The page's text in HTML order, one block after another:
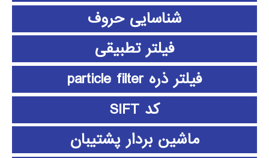
شناسایی حروف
فیلتر تطبیقی
فیلتر ذره particle filter
کد SIFT
ماشین بردار پشتیبان